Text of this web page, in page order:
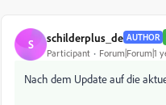
S schilderplus_de AUTHOR
Participant Forum|Forum|1
Nach dem Update auf die